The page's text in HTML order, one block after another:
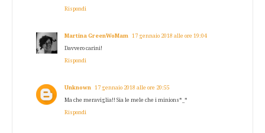
Rispondi
Martina GreenWoMam 17 gennaio 2018 alle ore 19:04
Davvero carini!
Rispondi
Unknown 17 gennaio 2018 alle ore 20:55
Ma che meraviglia!! Sia le mele che i minions*_*
Rispondi